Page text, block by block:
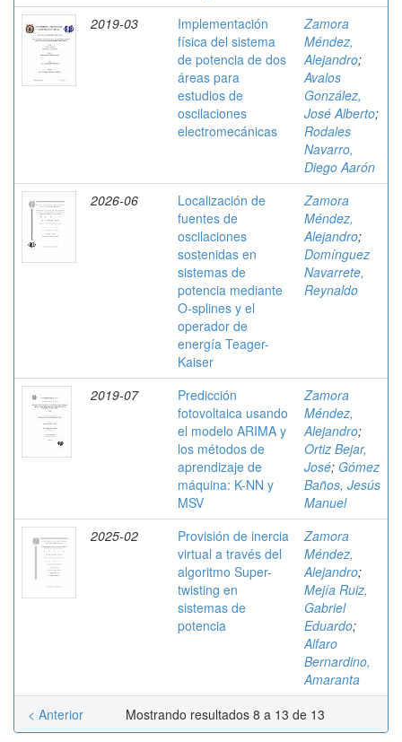
2019-03
Implementación
física del sistema
de potencia de dos
áreas para
estudios de
oscilaciones
electromecánicas
Zamora
Méndez,
Alejandro;
Avalos
González,
José Alberto;
Rodales
Navarro,
Diego Aarón
2026-06
Localización de
fuentes de
oscilaciones
sostenidas en
sistemas de
potencia mediante
O-splines y el
operador de
energía Teager-
Kaiser
Zamora
Méndez,
Alejandro;
Domínguez
Navarrete,
Reynaldo
2019-07
Predicción
fotovoltaica usando
el modelo ARIMA y
los métodos de
aprendizaje de
máquina: K-NN y
MSV
Zamora
Méndez,
Alejandro;
Ortiz Bejar,
José; Gómez
Baños, Jesús
Manuel
2025-02
Provisión de inercia
virtual a través del
algoritmo Super-
twisting en
sistemas de
potencia
Zamora
Méndez,
Alejandro;
Mejía Ruiz,
Gabriel
Eduardo;
Alfaro
Bernardino,
Amaranta
Mostrando resultados 8 a 13 de 13
< Anterior